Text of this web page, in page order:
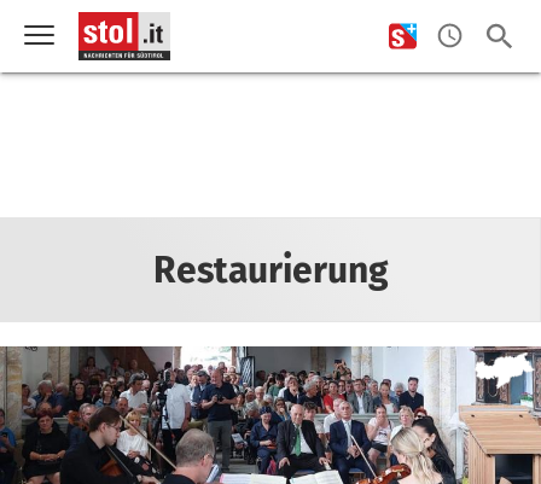
Restaurierung